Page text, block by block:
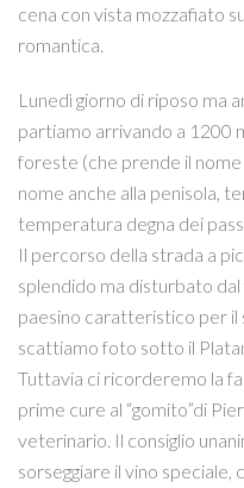
cena con vista mozzafiato
romantica.
Lunedì giorno di riposo ma
partiamo arrivando a 1200
foreste (che prende il nome
nome anche alla penisola,
temperatura degna dei
Il percorso della strada a
splendido ma disturbato
paesino caratteristico per il
scattiamo foto sotto il
Tuttavia ci ricorderemo la
prime cure al “gomito”di
veterinario. Il consiglio
sorseggiare il vino speciale,